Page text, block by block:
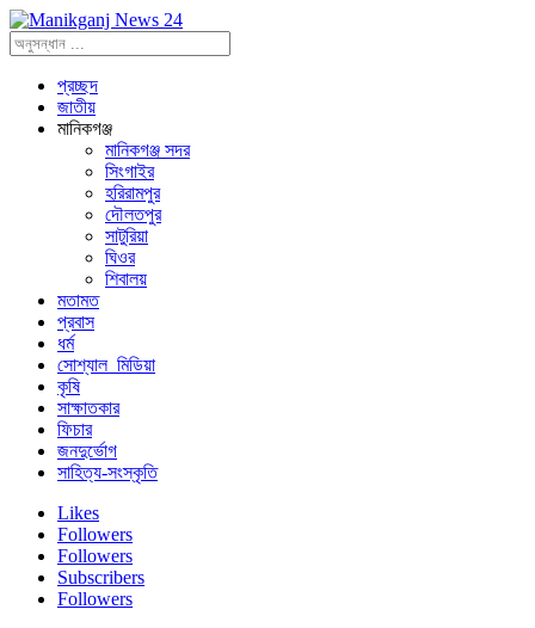
প্রচ্ছদ
জাতীয়
মানিকগঞ্জ
মানিকগঞ্জ সদর
সিংগাইর
হরিরামপুর
দৌলতপুর
সাটুরিয়া
ঘিওর
শিবালয়
মতামত
প্রবাস
ধর্ম
সোশ্যাল_মিডিয়া
কৃষি
সাক্ষাতকার
ফিচার
জনদুর্ভোগ
সাহিত্য-সংস্কৃতি
Likes
Followers
Followers
Subscribers
Followers